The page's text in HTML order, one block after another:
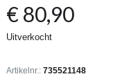
€80,90
Uitverkocht
Artikelnr.: 735521148